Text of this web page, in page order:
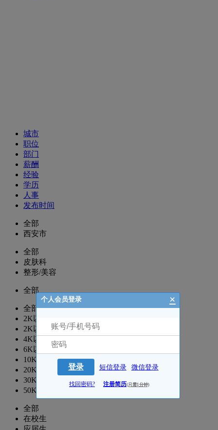
城市
职位
部门
薪酬
经验
学历
人事
发布时间
全部
西安市
全部
皮肤科
整形/美容
全部
全部
2K以下
2K以上
4K以上
6K以上
10K以上
20K以上
30K以上
50K以上
全部
在校生
个人会员登录 ×
登录 短信登录 微信登录
找回密码? 注册简历(只需1分钟)